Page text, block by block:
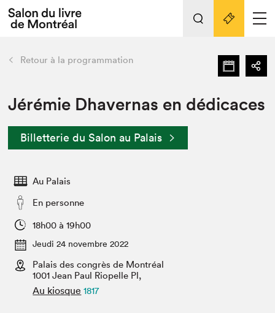
Espace exposant⋅e⋅s
Espace enseignant·e·s
Espace médias
L'événement
Préparer sa visite au Salon
Actualités
SLM PRO
retour Nos activités
Préparer sa visite
Salon dans la ville et en ligne
Projets partenaires
Liens pratiques
Retour à la programmation
Jérémie Dhavernas en dédicaces
Billetterie du Salon au Palais
Au Palais
En personne
18h00 à 19h00
Jeudi 24 novembre 2022
Palais des congrès de Montréal
1001 Jean Paul Riopelle Pl,
Au kiosque 1817